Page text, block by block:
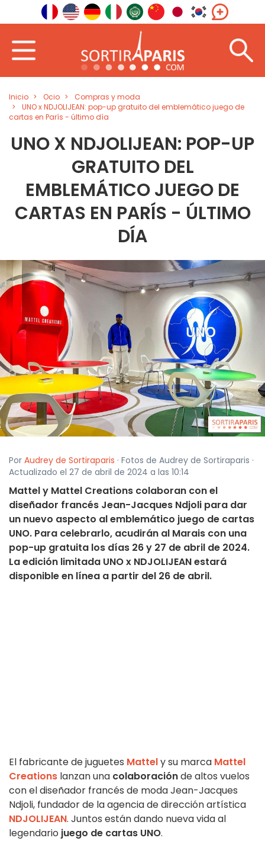
Inicio Ocio
Compras y moda
UNO x NDJOLIJEAN: pop-up gratuito del emblemático juego de
cartas en París - último día
UNO X NDJOLIJEAN: POP-UP
GRATUITO DEL
EMBLEMÁTICO JUEGO DE
CARTAS EN PARÍS - ÚLTIMO
DÍA
Por Audrey de Sortiraparis · Fotos de Audrey de Sortiraparis ·
Actualizado el 27 de abril de 2024 a las 10:14
Mattel y Mattel Creations colaboran con el
diseñador francés Jean-Jacques Ndjoli para dar
un nuevo aspecto al emblemático juego de cartas
UNO. Para celebrarlo, acudirán al Marais con una
pop-up gratuita los días 26 y 27 de abril de 2024.
La edición limitada UNO x NDJOLIJEAN estará
disponible en línea a partir del 26 de abril.
El fabricante de juguetes Mattely su marca Mattel
Creations lanzan una colaboraciónde altos vuelos
con el diseñador francés de moda Jean-Jacques
Ndjoli, fundador de la agencia de dirección artística
NDJOLIJEAN. Juntos están dando nueva vida al
legendario juego de cartas UNO.